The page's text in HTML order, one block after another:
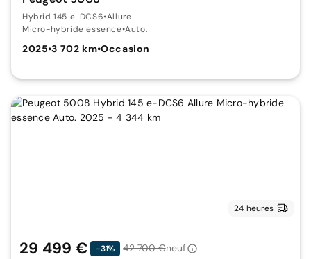
Hybrid 145 e-DCS6•Allure
Micro-hybride essence•Auto.
2025•3 702 km•Occasion
24 heures
29 499 € -31% 42 700 €neuf